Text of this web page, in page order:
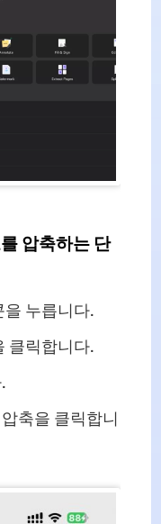
압축하는 단
을 누릅니다.
클릭합니다.
축을 클릭합니